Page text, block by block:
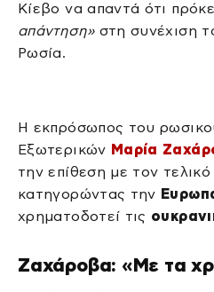
Κίεβο να απαντά ότι
απάντηση»στη συνέχιση
Ρωσία.
Η εκπρόσωπος του
Εξωτερικών Μαρία
την επίθεση με τον τελικό
κατηγορώντας την
χρηματοδοτεί τις
Ζαχάροβα: «Με τα